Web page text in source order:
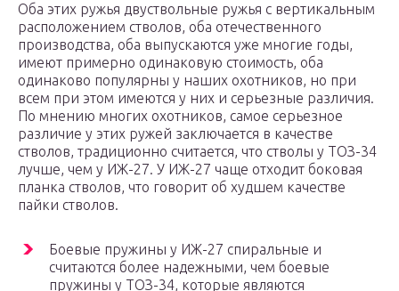
Оба этих ружья двуствольные ружья с вертикальным
расположением стволов, оба отечественного
производства, оба выпускаются уже многие годы,
имеют примерно одинаковую стоимость, оба
одинаково популярны у наших охотников, но при
всем при этом имеются у них и серьезные различия.
По мнению многих охотников, самое серьезное
различие у этих ружей заключается в качестве
стволов, традиционно считается, что стволы у ТОЗ-34
лучше, чем у ИЖ-27. У ИЖ-27 чаще отходит боковая
планка стволов, что говорит об худшем качестве
пайки стволов.
Боевые пружины у ИЖ-27 спиральные и
считаются более надежными, чем боевые
пружины у ТОЗ-34, которые являются